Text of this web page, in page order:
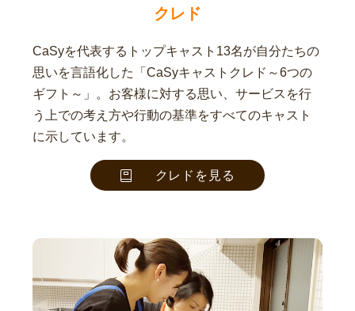
クレド
CaSyを代表するトップキャスト13名が自分たちの
思いを言語化した「CaSyキャストクレド～6つの
ギフト～」。お客様に対する思い、サービスを行
う上での考え方や行動の基準をすべてのキャスト
に示しています。
クレドを見る